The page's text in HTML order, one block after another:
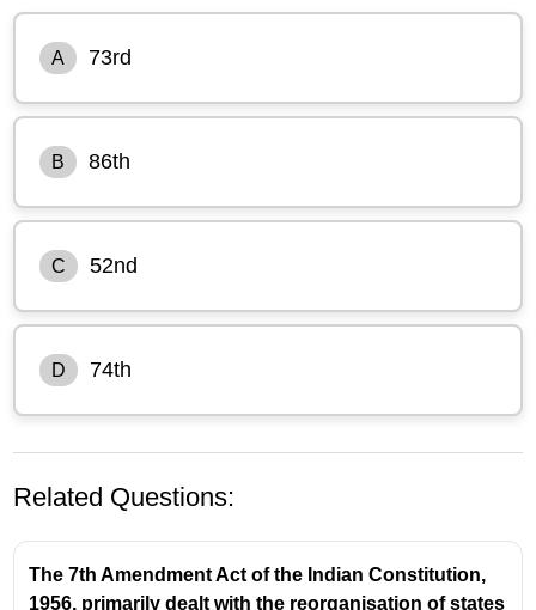
A 73rd
B 86th
C 52nd
D 74th
Related Questions:
The 7th Amendment Act of the Indian Constitution,
1956, primarily dealt with the reorganisation of states